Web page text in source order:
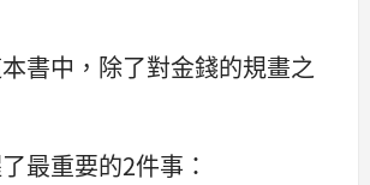
書中，除了對金錢的規畫之
最重要的2件事：